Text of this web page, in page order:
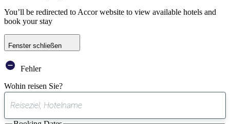
You’ll be redirected to Accor website to view available hotels and
book your stay
Fenster schließen
Fehler
Wohin reisen Sie?
gefundener